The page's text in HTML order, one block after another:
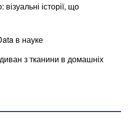
історії, що
в науке
з тканини в домашніх